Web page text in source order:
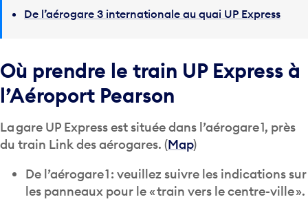
De l’aérogare 3 internationale au quai UP Express
Où prendre le train UP Express à
l’Aéroport Pearson
La gare UP Express est située dans l’aérogare 1, près
du train Link des aérogares. (Map)
De l’aérogare 1 : veuillez suivre les indications sur
les panneaux pour le « train vers le centre-ville ».